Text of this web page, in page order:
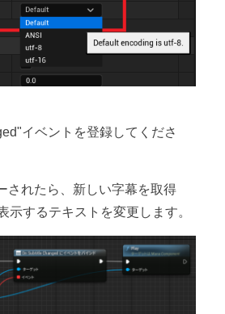
イベントを登録してくださ
されたら、新しい字幕を取得
示するテキストを変更します。